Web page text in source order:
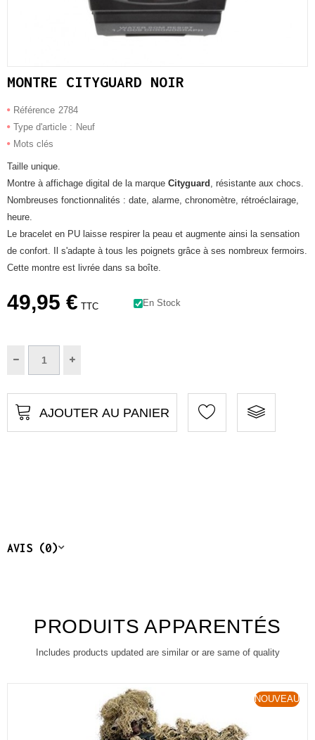
MONTRE CITYGUARD NOIR
Référence 2784
Type d'article : Neuf
Mots clés
Taille unique.
Montre à affichage digital de la marque Cityguard , résistante aux chocs.
Nombreuses fonctionnalités : date, alarme, chronomètre, rétroéclairage,
heure.
Le bracelet en PU laisse respirer la peau et augmente ainsi la sensation
de confort. Il s'adapte à tous les poignets grâce à ses nombreux fermoirs.
Cette montre est livrée dans sa boîte.
49,95 € TTC En Stock
AJOUTER AU PANIER
AVIS (0)
PRODUITS APPARENTÉS
Includes products updated are similar or are same of quality
NOUVEAU